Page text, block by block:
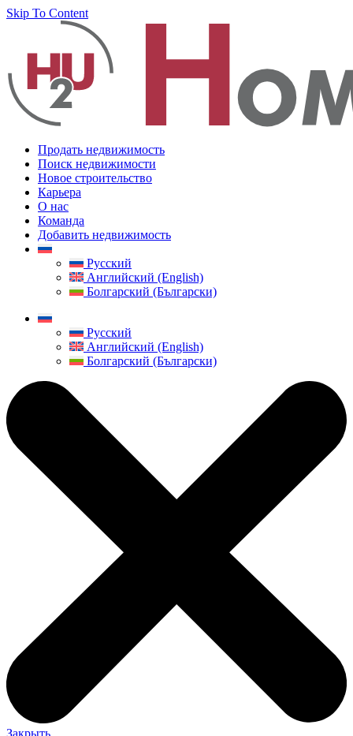
Skip To Content
Продать недвижимость
Поиск недвижимости
Новое строительство
Карьера
О нас
Команда
Добавить недвижимость
Русский
Английский (English)
Болгарский (Български)
Русский
Английский (English)
Болгарский (Български)